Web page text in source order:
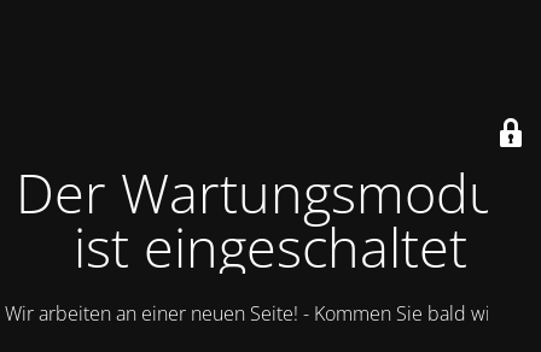
Der Wartungsmodus
ist eingeschaltet
Wir arbeiten an einer neuen Seite! - Kommen Sie bald wieder.